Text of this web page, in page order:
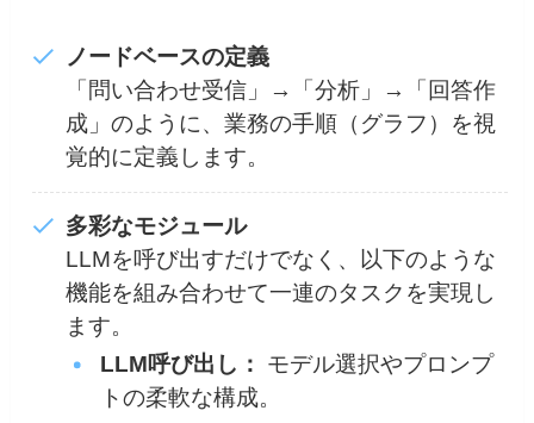
ノードベースの定義
「問い合わせ受信」→「分析」→「回答作
成」のように、業務の手順（グラフ）を視
覚的に定義します。
多彩なモジュール
LLMを呼び出すだけでなく、以下のような
機能を組み合わせて一連のタスクを実現し
ます。
LLM呼び出し：
モデル選択やプロンプ
トの柔軟な構成。